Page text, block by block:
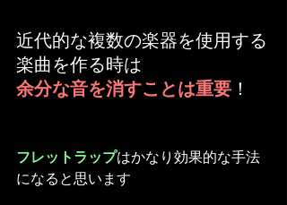
近代的な複数の楽器を使用する
楽曲を作る時は
余分な音を消すことは重要 ！
フレットラップはかなり効果的な手法
になると思います